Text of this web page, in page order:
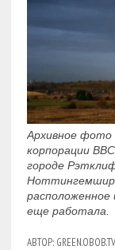
Архивное фото
корпорации
городе
Ноттингемшир
расположенное
еще работала.
АВТОР: GREEN.OBOB.TV